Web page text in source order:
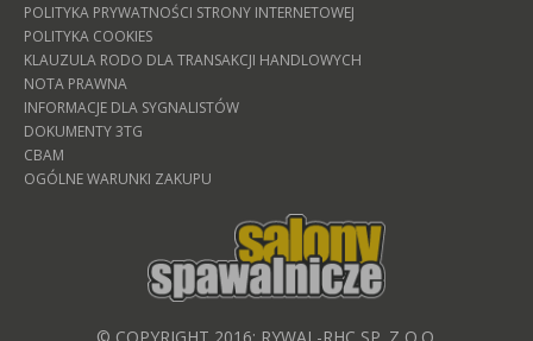
POLITYKA PRYWATNOŚCI STRONY INTERNETOWEJ
POLITYKA COOKIES
KLAUZULA RODO DLA TRANSAKCJI HANDLOWYCH
NOTA PRAWNA
INFORMACJE DLA SYGNALISTÓW
DOKUMENTY 3TG
CBAM
OGÓLNE WARUNKI ZAKUPU